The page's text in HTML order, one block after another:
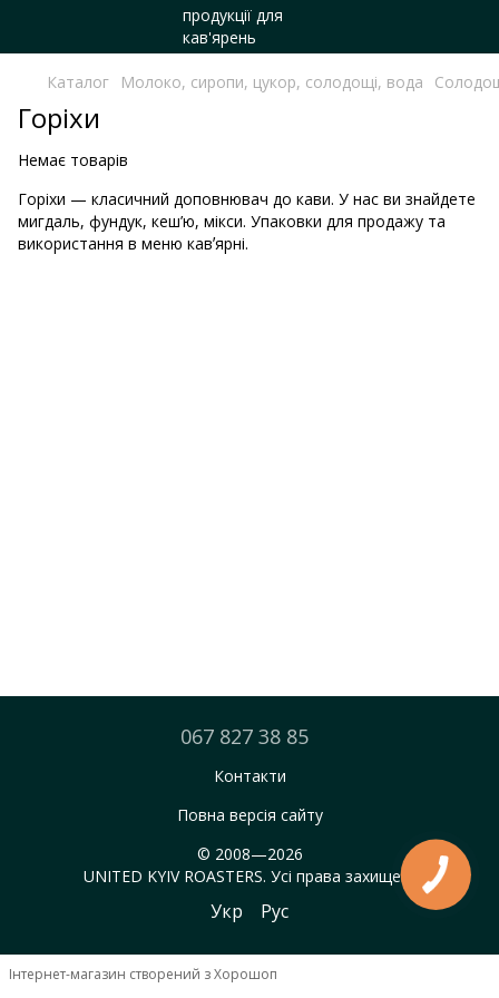
Каталог Молоко, сиропи, цукор, солодощі, вода
Горіхи
Немає товарів
Горіхи — класичний доповнювач до кави. У нас ви знайдете
мигдаль, фундук, кеш’ю, мікси. Упаковки для продажу та
використання в меню кавʼярні.
067 827 38 85
Контакти
Повна версія сайту
© 2008—2026
UNITED KYIV ROASTERS. Усі права захищені.
Укр Рус
Інтернет-магазин створений з Хорошоп